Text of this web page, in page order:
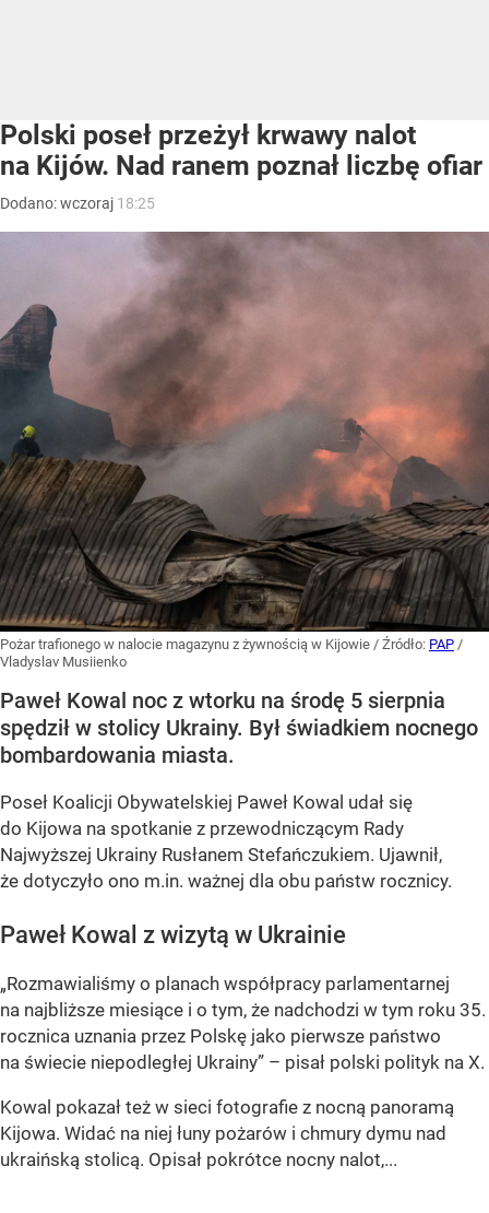
Polski poseł przeżył krwawy nalot
na Kijów. Nad ranem poznał liczbę ofiar
Dodano:wczoraj 18:25
Pożar trafionego w nalocie magazynu z żywnością w Kijowie / Źródło: PAP /
Vladyslav Musiienko
Paweł Kowal noc z wtorku na środę 5 sierpnia
spędził w stolicy Ukrainy. Był świadkiem nocnego
bombardowania miasta.
Poseł Koalicji Obywatelskiej Paweł Kowal udał się
do Kijowa na spotkanie z przewodniczącym Rady
Najwyższej Ukrainy Rusłanem Stefańczukiem. Ujawnił,
że dotyczyło ono m.in. ważnej dla obu państw rocznicy.
Paweł Kowal z wizytą w Ukrainie
„Rozmawialiśmy o planach współpracy parlamentarnej
na najbliższe miesiące i o tym, że nadchodzi w tym roku 35.
rocznica uznania przez Polskę jako pierwsze państwo
na świecie niepodległej Ukrainy” – pisał polski polityk na X.
Kowal pokazał też w sieci fotografie z nocną panoramą
Kijowa. Widać na niej łuny pożarów i chmury dymu nad
ukraińską stolicą. Opisał pokrótce nocny nalot,...